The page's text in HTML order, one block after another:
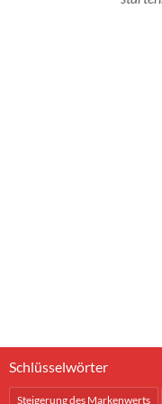
Schlüsselwörter
Steigerung des Markenwerts